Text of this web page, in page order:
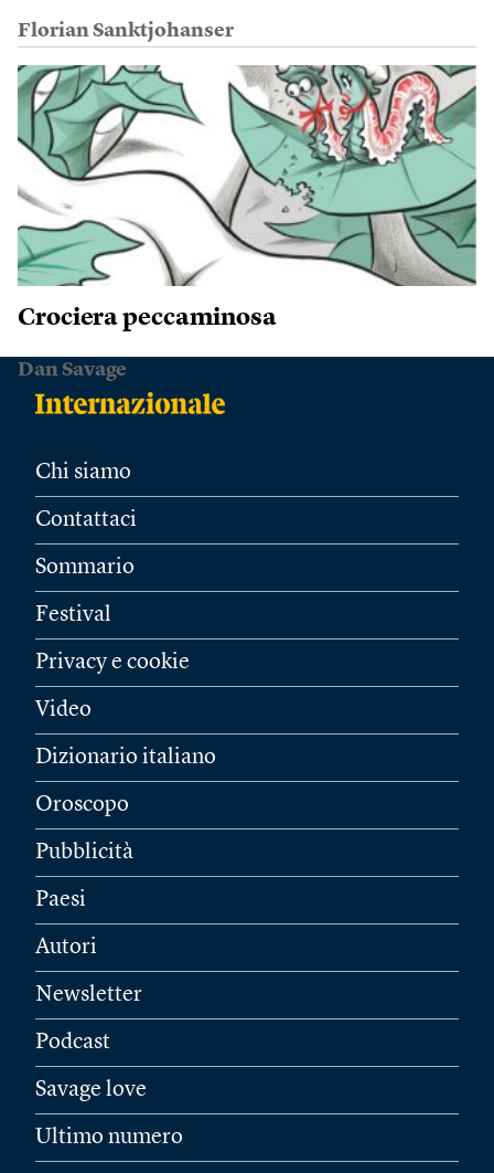
Florian Sanktjohanser
Crociera peccaminosa
Dan Savage
Chi siamo
Contattaci
Sommario
Festival
Privacy e cookie
Video
Dizionario italiano
Oroscopo
Pubblicità
Paesi
Autori
Newsletter
Podcast
Savage love
Ultimo numero